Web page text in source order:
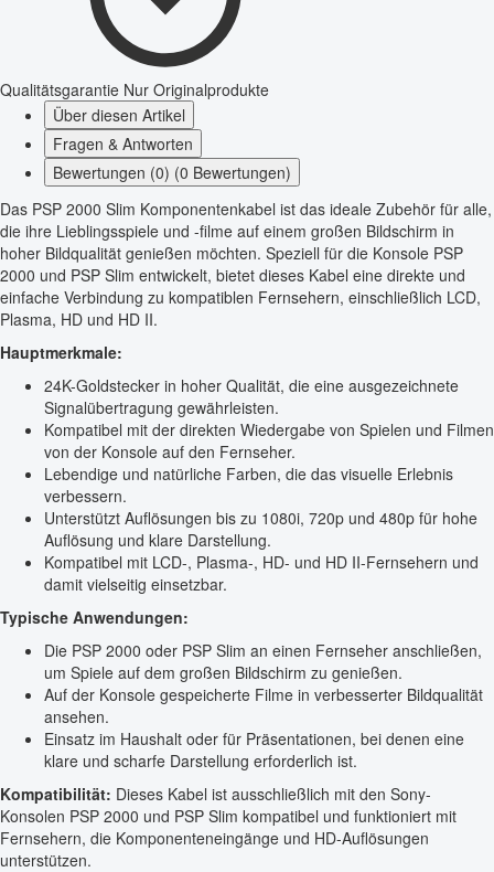
Qualitätsgarantie Nur Originalprodukte
Über diesen Artikel
Fragen & Antworten
Bewertungen (0) (0 Bewertungen)
Das PSP 2000 Slim Komponentenkabel ist das ideale Zubehör für alle,
die ihre Lieblingsspiele und -filme auf einem großen Bildschirm in
hoher Bildqualität genießen möchten. Speziell für die Konsole PSP
2000 und PSP Slim entwickelt, bietet dieses Kabel eine direkte und
einfache Verbindung zu kompatiblen Fernsehern, einschließlich LCD,
Plasma, HD und HD II.
Hauptmerkmale:
24K-Goldstecker in hoher Qualität, die eine ausgezeichnete
Signalübertragung gewährleisten.
Kompatibel mit der direkten Wiedergabe von Spielen und Filmen
von der Konsole auf den Fernseher.
Lebendige und natürliche Farben, die das visuelle Erlebnis
verbessern.
Unterstützt Auflösungen bis zu 1080i, 720p und 480p für hohe
Auflösung und klare Darstellung.
Kompatibel mit LCD-, Plasma-, HD- und HD II-Fernsehern und
damit vielseitig einsetzbar.
Typische Anwendungen:
Die PSP 2000 oder PSP Slim an einen Fernseher anschließen,
um Spiele auf dem großen Bildschirm zu genießen.
Auf der Konsole gespeicherte Filme in verbesserter Bildqualität
ansehen.
Einsatz im Haushalt oder für Präsentationen, bei denen eine
klare und scharfe Darstellung erforderlich ist.
Kompatibilität: Dieses Kabel ist ausschließlich mit den Sony-
Konsolen PSP 2000 und PSP Slim kompatibel und funktioniert mit
Fernsehern, die Komponenteneingänge und HD-Auflösungen
unterstützen.